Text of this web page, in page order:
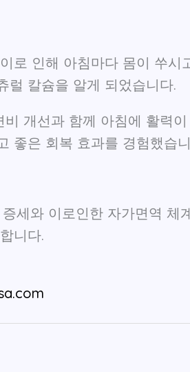
로 인해 아침마다 몸이 쑤
럴 칼슘을 알게 되었습니다.
개선과 함께 아침에 활력
좋은 회복 효과를 경험했습
세와 이로인한 자가면역
니다.